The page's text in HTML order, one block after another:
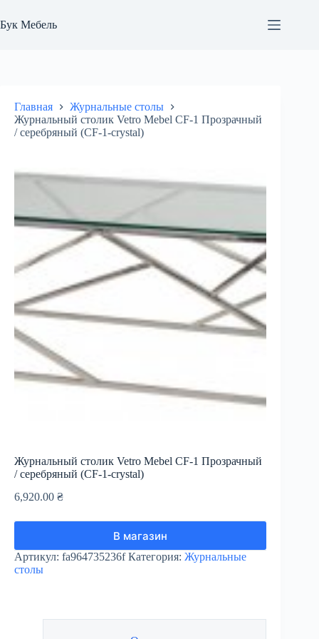
к
сути
Бук Мебель
Главная
Журнальные столы
Журнальный столик Vetro Mebel CF-1 Прозрачный
/ серебряный (CF-1-crystal)
Журнальный столик Vetro Mebel CF-1 Прозрачный
/ серебряный (CF-1-crystal)
6,920.00 ₴
В магазин
Артикул: fa964735236f Категория: Журнальные
столы